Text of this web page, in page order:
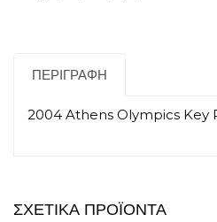
ΠΕΡΙΓΡΑΦΉ
2004 Athens Olympics Key
ΣΧΕΤΙΚΆ ΠΡΟΪΌΝΤΑ